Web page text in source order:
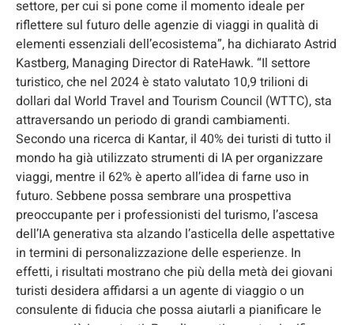
settore, per cui si pone come il momento ideale per
riflettere sul futuro delle agenzie di viaggi in qualità di
elementi essenziali dell’ecosistema”, ha dichiarato Astrid
Kastberg, Managing Director di RateHawk. “Il settore
turistico, che nel 2024 è stato valutato 10,9 trilioni di
dollari dal World Travel and Tourism Council (WTTC), sta
attraversando un periodo di grandi cambiamenti.
Secondo una ricerca di Kantar, il 40% dei turisti di tutto il
mondo ha già utilizzato strumenti di IA per organizzare
viaggi, mentre il 62% è aperto all’idea di farne uso in
futuro. Sebbene possa sembrare una prospettiva
preoccupante per i professionisti del turismo, l’ascesa
dell’IA generativa sta alzando l’asticella delle aspettative
in termini di personalizzazione delle esperienze. In
effetti, i risultati mostrano che più della metà dei giovani
turisti desidera affidarsi a un agente di viaggio o un
consulente di fiducia che possa aiutarli a pianificare le